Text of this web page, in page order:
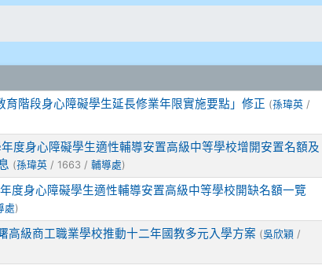
育階段身心障礙學生延長修業年限實施要點」修正 (孫瑋英/
度身心障礙學生適性輔導安置高級中等學校增開安置名額及
(孫瑋英/ 1663 / 輔導處)
度身心障礙學生適性輔導安置高級中等學校開缺名額一覽
處)
高級商工職業學校推動十二年國教多元入學方案 (吳欣穎/